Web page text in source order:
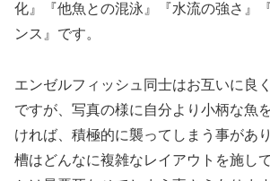
化』『他魚との混泳』『水流の強さ』
ンス』です。
エンゼルフィッシュ同士はお互いに良
ですが、写真の様に自分より小柄な魚
ければ、積極的に襲ってしまう事があ
槽はどんなに複雑なレイアウトを施し